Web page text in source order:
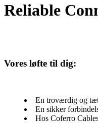
Reliable
Vores løfte til dig:
En troværdig og
En sikker
Hos Coferro